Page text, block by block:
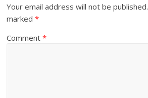
Your email address will not be published.
marked*
Comment*